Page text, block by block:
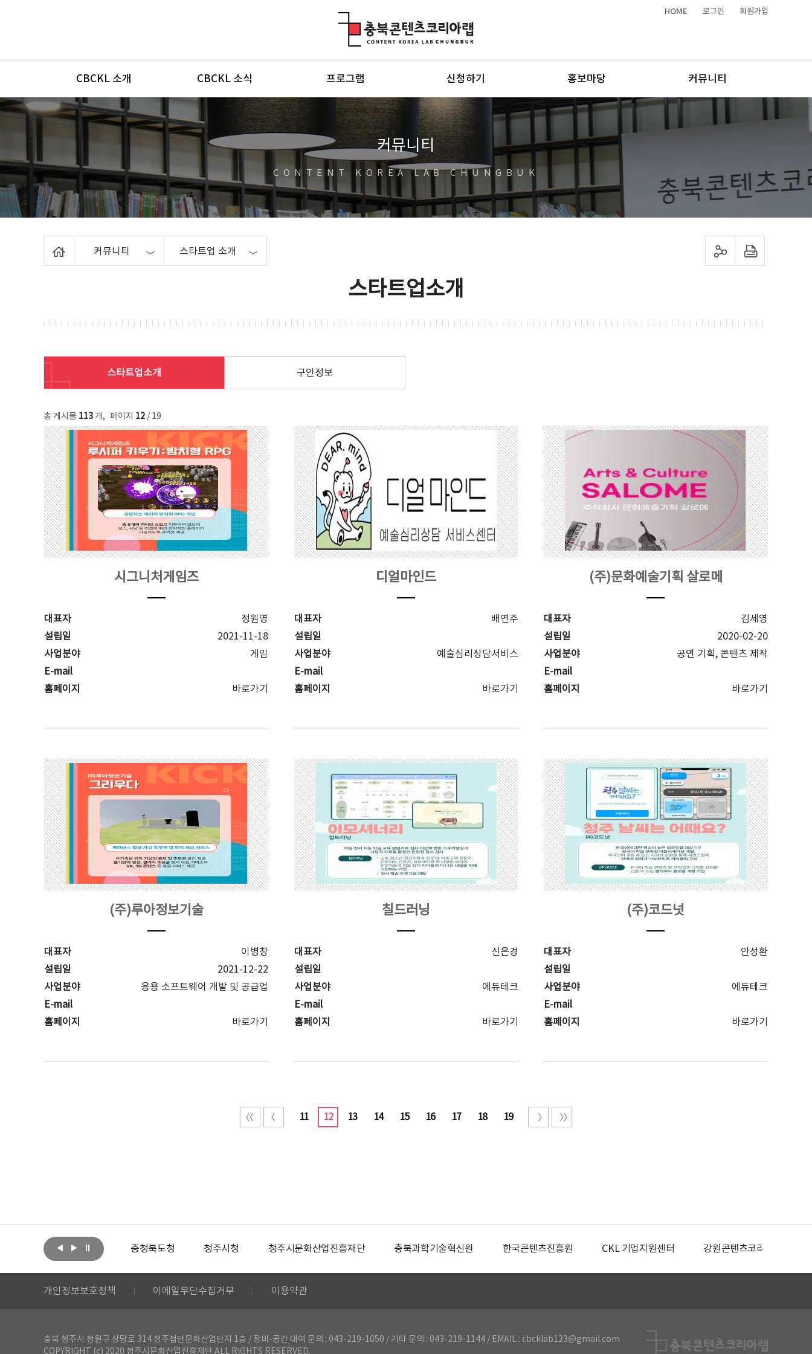
HOME 로그인 회원가입
메뉴
CBCKL 소개 CBCKL 소식 프로그램 신청하기 홍보마당 커뮤니티
커뮤니티
CONTENT KOREA LAB CHUNGBUK
커뮤니티 스타트업 소개 sns 공유하기 프린트하기
스타트업소개
스타트업소개 구인정보
총 게시물 113 개, 페이지 12 / 19
시그니처게임즈
대표자
정원영
설립일
2021-11-18
사업분야
게임
E-mail
홈페이지
바로가기
디얼마인드
대표자
배연주
설립일
사업분야
예술심리상담서비스
E-mail
홈페이지
바로가기
(주)문화예술기획 살로메
대표자
김세영
설립일
2020-02-20
사업분야
공연 기획, 콘텐츠 제작
E-mail
홈페이지
바로가기
(주)루아정보기술
대표자
이병창
설립일
2021-12-22
사업분야
응용 소프트웨어 개발 및 공급업
E-mail
홈페이지
바로가기
칠드러닝
대표자
신은경
설립일
사업분야
에듀테크
E-mail
홈페이지
바로가기
(주)코드넛
대표자
안성환
설립일
사업분야
에듀테크
E-mail
홈페이지
바로가기
11 12 13 14 15 16 17 18 19
문화체육관광부 충청북도청 청주시청 청주시문화산업진흥재단 충북과학기술혁신원 한국콘텐츠진흥원 CKL 기업지원센터 강원콘텐츠코리아랩
개인정보보호정책 이메일무단수집거부 이용약관
충북 청주시 청원구 상당로 314 청주첨단문화산업단지 1층 / 장비-공간 대여 문의 : 043-219-1050 / 기타 문의 : 043-219-1144 / EMAIL : cbcklab123@gmail.com
COPYRIGHT (c) 2020 청주시문화산업진흥재단 ALL RIGHTS RESERVED.